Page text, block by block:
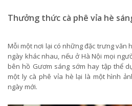
Thưởng thức cà phê vỉa hè
Mỗi một nơi lại có những đặc trưng văn
ngày khác nhau, nếu ở Hà Nội mọi
bên hồ Gươm sáng sớm hay tập thể
một ly cà phê vỉa hè lại là một hình
ngày mới.